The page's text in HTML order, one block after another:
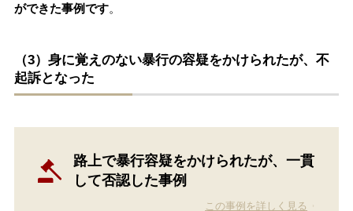
ができた事例です。
（3）身に覚えのない暴行の容疑をかけられたが、不
起訴となった
路上で暴行容疑をかけられたが、一貫
して否認した事例
この事例を詳しく見る